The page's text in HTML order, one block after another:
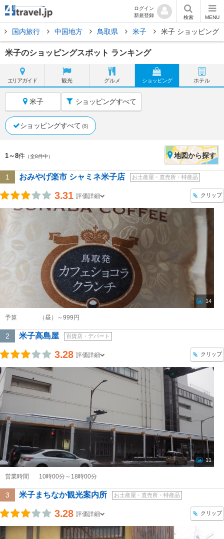
ログイン
新規登録
検索 MENU
国内旅行 中国地方 鳥取県 米子 米子 ショッピング
米子のショッピングスポット ランキング
エリアガイド 観光 グルメ ショッピング ホテル
米子 ショッピングすべて
ショッピングすべて (8)
1～8件 （全8件中） 地図から探す
1 おみやげ楽市 シャミネ米子店 お土産屋・直売所・特産品
3.31 評価詳細 クリップ
14
予算 （昼）～999円
2 米子高島屋 百貨店・デパート
3.28 評価詳細 クリップ
11
営業時間 10時00分～18時00分
3 米子まちなか観光案内所 お土産屋・直売所・特産品
3.28 評価詳細 クリップ